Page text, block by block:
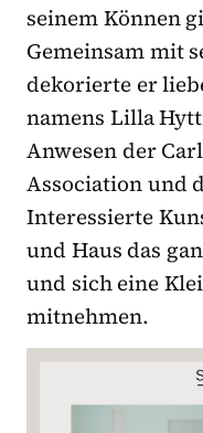
seinem Können
Gemeinsam mit
dekorierte er
namens Lilla
Anwesen der
Association und
Interessierte
und Haus das
und sich eine
mitnehmen.